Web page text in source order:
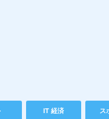
IT 経済 ス